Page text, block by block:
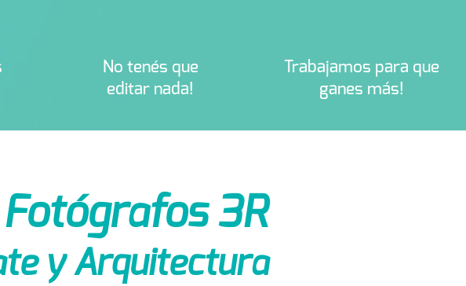
No tenés que
editar nada!
Trabajamos para que
ganes más!
Fotógrafos 3R
y Arquitectura